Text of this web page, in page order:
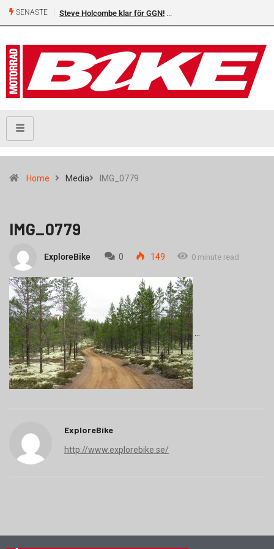
SENASTE Steve Holcombe klar för GGN!
Home Media IMG_0779
IMG_0779
ExploreBike 0 149 0 minute read
ExploreBike
http://www.explorebike.se/